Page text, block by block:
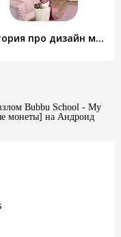
История про дизайн моего дома: Выбор эпизода
Bubbu School - My
монеты] на Андроид